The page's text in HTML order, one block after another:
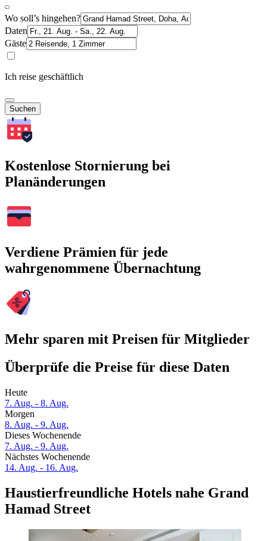
Wo soll’s hingehen?
Daten
Gäste
Ich reise geschäftlich
Suchen
Kostenlose Stornierung bei
Planänderungen
Verdiene Prämien für jede
wahrgenommene Übernachtung
Mehr sparen mit Preisen für Mitglieder
Überprüfe die Preise für diese Daten
Heute
7. Aug. - 8. Aug.
Morgen
8. Aug. - 9. Aug.
Dieses Wochenende
7. Aug. - 9. Aug.
Nächstes Wochenende
14. Aug. - 16. Aug.
Haustierfreundliche Hotels nahe Grand
Hamad Street